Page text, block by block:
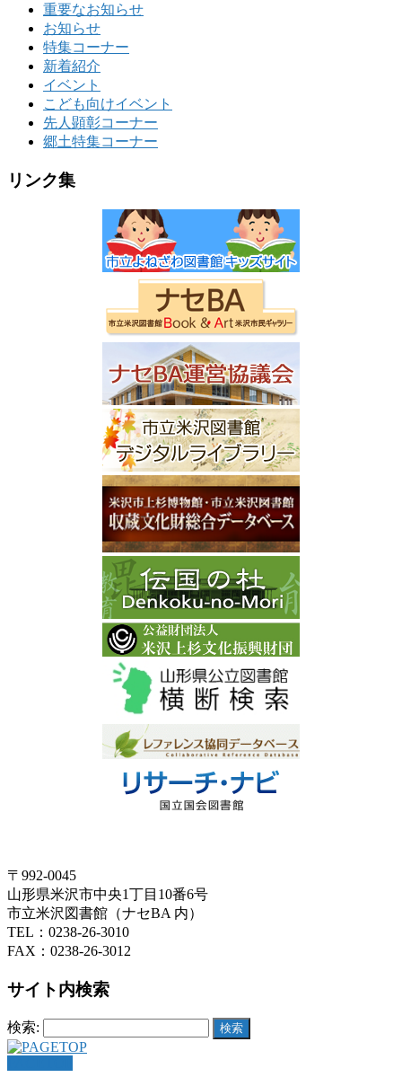
重要なお知らせ
お知らせ
特集コーナー
新着紹介
イベント
こども向けイベント
先人顕彰コーナー
郷土特集コーナー
リンク集
〒992-0045
山形県米沢市中央1丁目10番6号
市立米沢図書館（ナセBA 内）
TEL：0238-26-3010
FAX：0238-26-3012
サイト内検索
検索: